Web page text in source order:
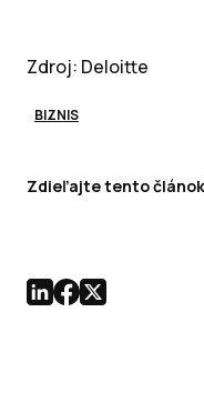
Zdroj: Deloitte
BIZNIS
Zdieľajte tento článok